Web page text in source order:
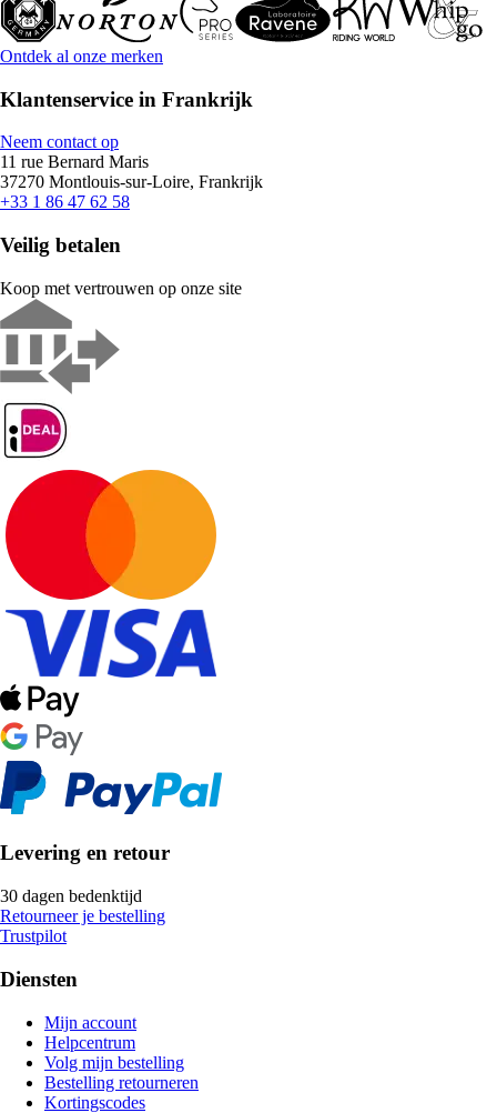
Ontdek al onze merken
Klantenservice in Frankrijk
Neem contact op
11 rue Bernard Maris
37270 Montlouis-sur-Loire, Frankrijk
+33 1 86 47 62 58
Veilig betalen
Koop met vertrouwen op onze site
Levering en retour
30 dagen bedenktijd
Retourneer je bestelling
Trustpilot
Diensten
Mijn account
Helpcentrum
Volg mijn bestelling
Bestelling retourneren
Kortingscodes